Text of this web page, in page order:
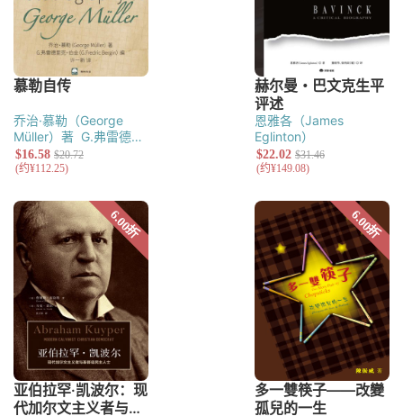
乔治·慕勒（George
Müller）著 G.弗雷德里
克·伯金（G.Fredric
Bergin）编
恩雅各（James
Eglinton）